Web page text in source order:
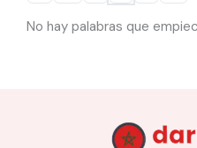
No hay palabras que